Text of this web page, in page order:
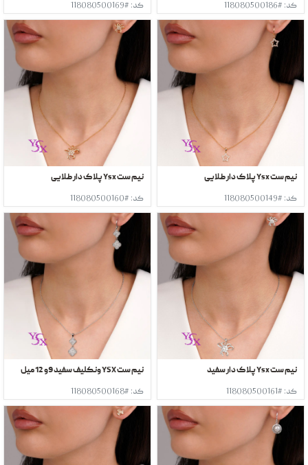
کد: #118080500186 کد: #118080500169
نیم ست Ysx پلاک دار طلایی
کد: #118080500149
نیم ست Ysx پلاک دار طلایی
کد: #118080500160
نیم ست Ysx پلاک دار سفید
کد: #118080500161
نیم ست YSX ونکلیف سفید 9و 12 میل
کد: #118080500168